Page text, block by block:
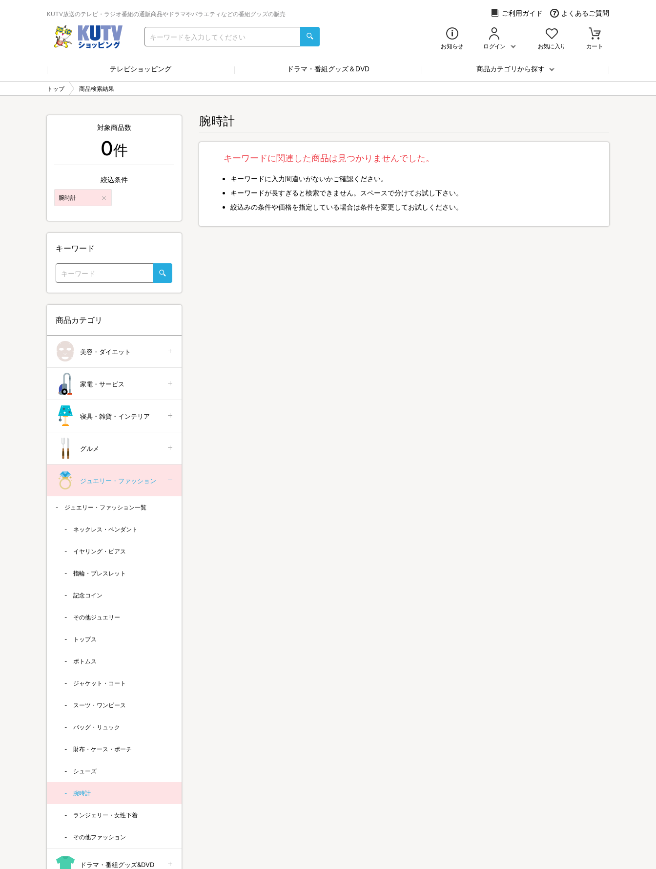
KUTV放送のテレビ・ラジオ番組の通販商品やドラマやバラエティなどの番組グッズの販売 ご利用ガイド よくあるご質問
お知らせ ログイン お気に入り カート
テレビショッピング ドラマ・番組グッズ＆DVD 商品カテゴリから探す
トップ 商品検索結果
腕時計
キーワードに関連した商品は見つかりませんでした。
キーワードに入力間違いがないかご確認ください。
キーワードが長すぎると検索できません。スペースで分けてお試し下さい。
絞込みの条件や価格を指定している場合は条件を変更してお試しください。
対象商品数
0件
絞込条件
腕時計
キーワード
商品カテゴリ
美容・ダイエット
家電・サービス
寝具・雑貨・インテリア
グルメ
ジュエリー・ファッション
ジュエリー・ファッション一覧
ネックレス・ペンダント
イヤリング・ピアス
指輪・ブレスレット
記念コイン
その他ジュエリー
トップス
ボトムス
ジャケット・コート
スーツ・ワンピース
バッグ・リュック
財布・ケース・ポーチ
シューズ
腕時計
ランジェリー・女性下着
その他ファッション
ドラマ・番組グッズ&DVD